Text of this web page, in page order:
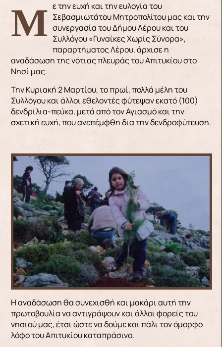
Με την ευχή και την ευλογία του Σεβασμιωτάτου Μητροπολίτου μας και την
συνεργασία του Δήμου Λέρου και του
Συλλόγου «Γυναίκες Χωρίς Σύνορα»,
παραρτήματος Λέρου, άρχισε η
αναδάσωση της νότιας πλευράς του Απιτυκίου στο
Νησί μας.
Την Κυριακή 2 Μαρτίου, το πρωί, πολλά μέλη του
Συλλόγου και άλλοι εθελοντές φύτεψαν εκατό (100)
δενδρίλια-πεύκα, μετά από τον Αγιασμό και την
σχετική ευχή, που ανεπέμφθη δια την δενδροφύτευση.
Η αναδάσωση θα συνεχισθή και μακάρι αυτή την
πρωτοβουλία να αντιγράψουν και άλλοι φορείς του
νησιού μας, έτσι ώστε να δούμε και πάλι τον όμορφο
λόφο του Απιτυκίου καταπράσινο.